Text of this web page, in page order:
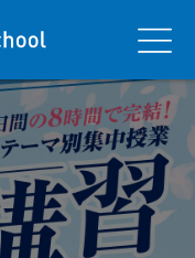
メニ
ュー